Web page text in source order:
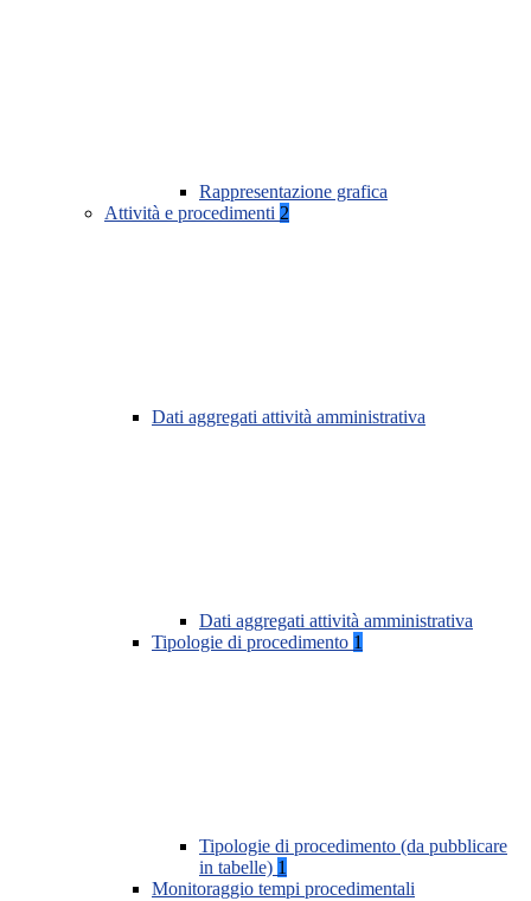
Rappresentazione grafica
Attività e procedimenti 2
Dati aggregati attività amministrativa
Dati aggregati attività amministrativa
Tipologie di procedimento 1
Tipologie di procedimento (da pubblicare
in tabelle) 1
Monitoraggio tempi procedimentali